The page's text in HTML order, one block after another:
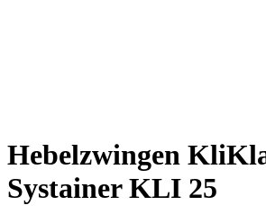
Hebelzwingen
Systainer KLI 25